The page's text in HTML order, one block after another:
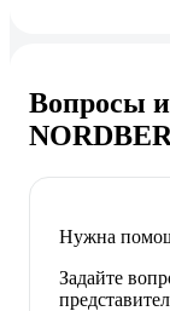
Вопросы
Нужна
Задайте